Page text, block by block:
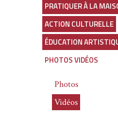
PRATIQUER À LA
ACTION CULTURELLE
ÉDUCATION
PHOTOS VIDÉOS
Photos
Vidéos